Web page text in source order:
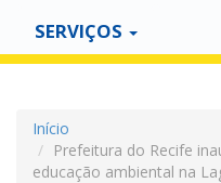
SERVIÇOS
Início
Prefeitura do Recife
educação ambiental na